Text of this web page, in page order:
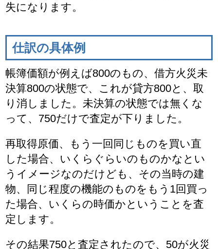
失になります。
仕訳の具体例
帳簿価額が例えば800のもの、借方火災未
決算800の状態で、これが貸方800と、取
り消しました。未決算の状態では無くな
って、750だけで査定が下りました。
再取得原価、もう一回同じものを買い直
した場合、いくらぐらいのものかなとい
うイメージなのだけども、その当時の建
物、同じ程度の機能のものをもう1回買っ
た場合、いくらの時価かということを査
定します。
その結果750と査定されたので、50が火災